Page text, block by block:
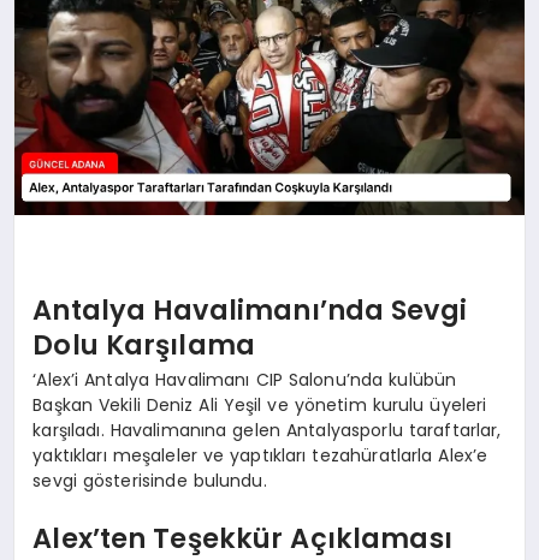
Antalya Havalimanı’nda Sevgi
Dolu Karşılama
‘Alex’i Antalya Havalimanı CIP Salonu’nda kulübün
Başkan Vekili Deniz Ali Yeşil ve yönetim kurulu üyeleri
karşıladı. Havalimanına gelen Antalyasporlu taraftarlar,
yaktıkları meşaleler ve yaptıkları tezahüratlarla Alex’e
sevgi gösterisinde bulundu.
Alex’ten Teşekkür Açıklaması